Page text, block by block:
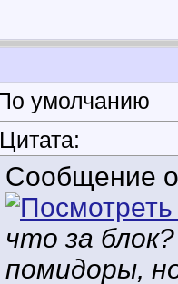
Цитата:
Сообщение
что за
помидоры,